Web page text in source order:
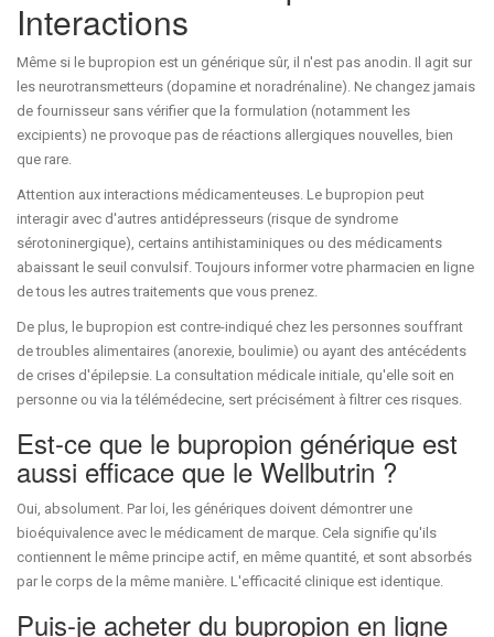
Interactions
Même si le bupropion est un générique sûr, il n'est pas anodin. Il agit sur
les neurotransmetteurs (dopamine et noradrénaline). Ne changez jamais
de fournisseur sans vérifier que la formulation (notamment les
excipients) ne provoque pas de réactions allergiques nouvelles, bien
que rare.
Attention aux interactions médicamenteuses. Le bupropion peut
interagir avec d'autres antidépresseurs (risque de syndrome
sérotoninergique), certains antihistaminiques ou des médicaments
abaissant le seuil convulsif. Toujours informer votre pharmacien en ligne
de tous les autres traitements que vous prenez.
De plus, le bupropion est contre-indiqué chez les personnes souffrant
de troubles alimentaires (anorexie, boulimie) ou ayant des antécédents
de crises d'épilepsie. La consultation médicale initiale, qu'elle soit en
personne ou via la télémédecine, sert précisément à filtrer ces risques.
Est-ce que le bupropion générique est
aussi efficace que le Wellbutrin ?
Oui, absolument. Par loi, les génériques doivent démontrer une
bioéquivalence avec le médicament de marque. Cela signifie qu'ils
contiennent le même principe actif, en même quantité, et sont absorbés
par le corps de la même manière. L'efficacité clinique est identique.
Puis-je acheter du bupropion en ligne